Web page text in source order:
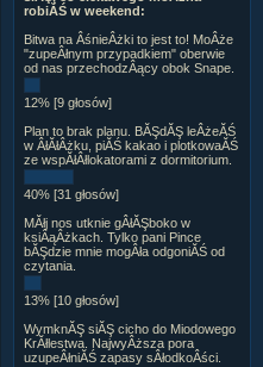
robiĂŚ w weekend:
Bitwa na ÂśnieÂżki to jest to! MoÂże
"zupeÂłnym przypadkiem" oberwie
od nas przechodzÂący obok Snape.
12% [9 głosów]
Plan to brak planu. BĂŞdĂŞ leÂżeĂŚ
w ÂłĂłÂżku, piĂŚ kakao i plotkowaĂŚ
ze wspĂłÂłlokatorami z dormitorium.
40% [31 głosów]
MĂłj nos utknie gÂłĂŞboko w
ksiÂąÂżkach. Tylko pani Pince
bĂŞdzie mnie mogÂła odgoniĂŚ od
czytania.
13% [10 głosów]
WymknĂŞ siĂŞ cicho do Miodowego
KrĂłlestwa. NajwyÂższa pora
uzupeÂłniĂŚ zapasy sÂłodkoÂści.